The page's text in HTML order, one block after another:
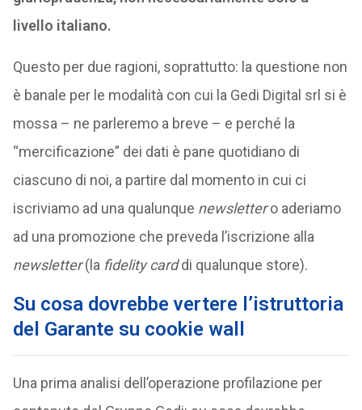
livello italiano.
Questo per due ragioni, soprattutto: la questione non
è banale per le modalità con cui la Gedi Digital srl si è
mossa – ne parleremo a breve – e perché la
“mercificazione” dei dati è pane quotidiano di
ciascuno di noi, a partire dal momento in cui ci
iscriviamo ad una qualunque newslettero aderiamo
ad una promozione che preveda l’iscrizione alla
newsletter(la fidelity carddi qualunque store).
Su cosa dovrebbe vertere l’istruttoria
del Garante su cookie wall
Una prima analisi dell’operazione profilazione per